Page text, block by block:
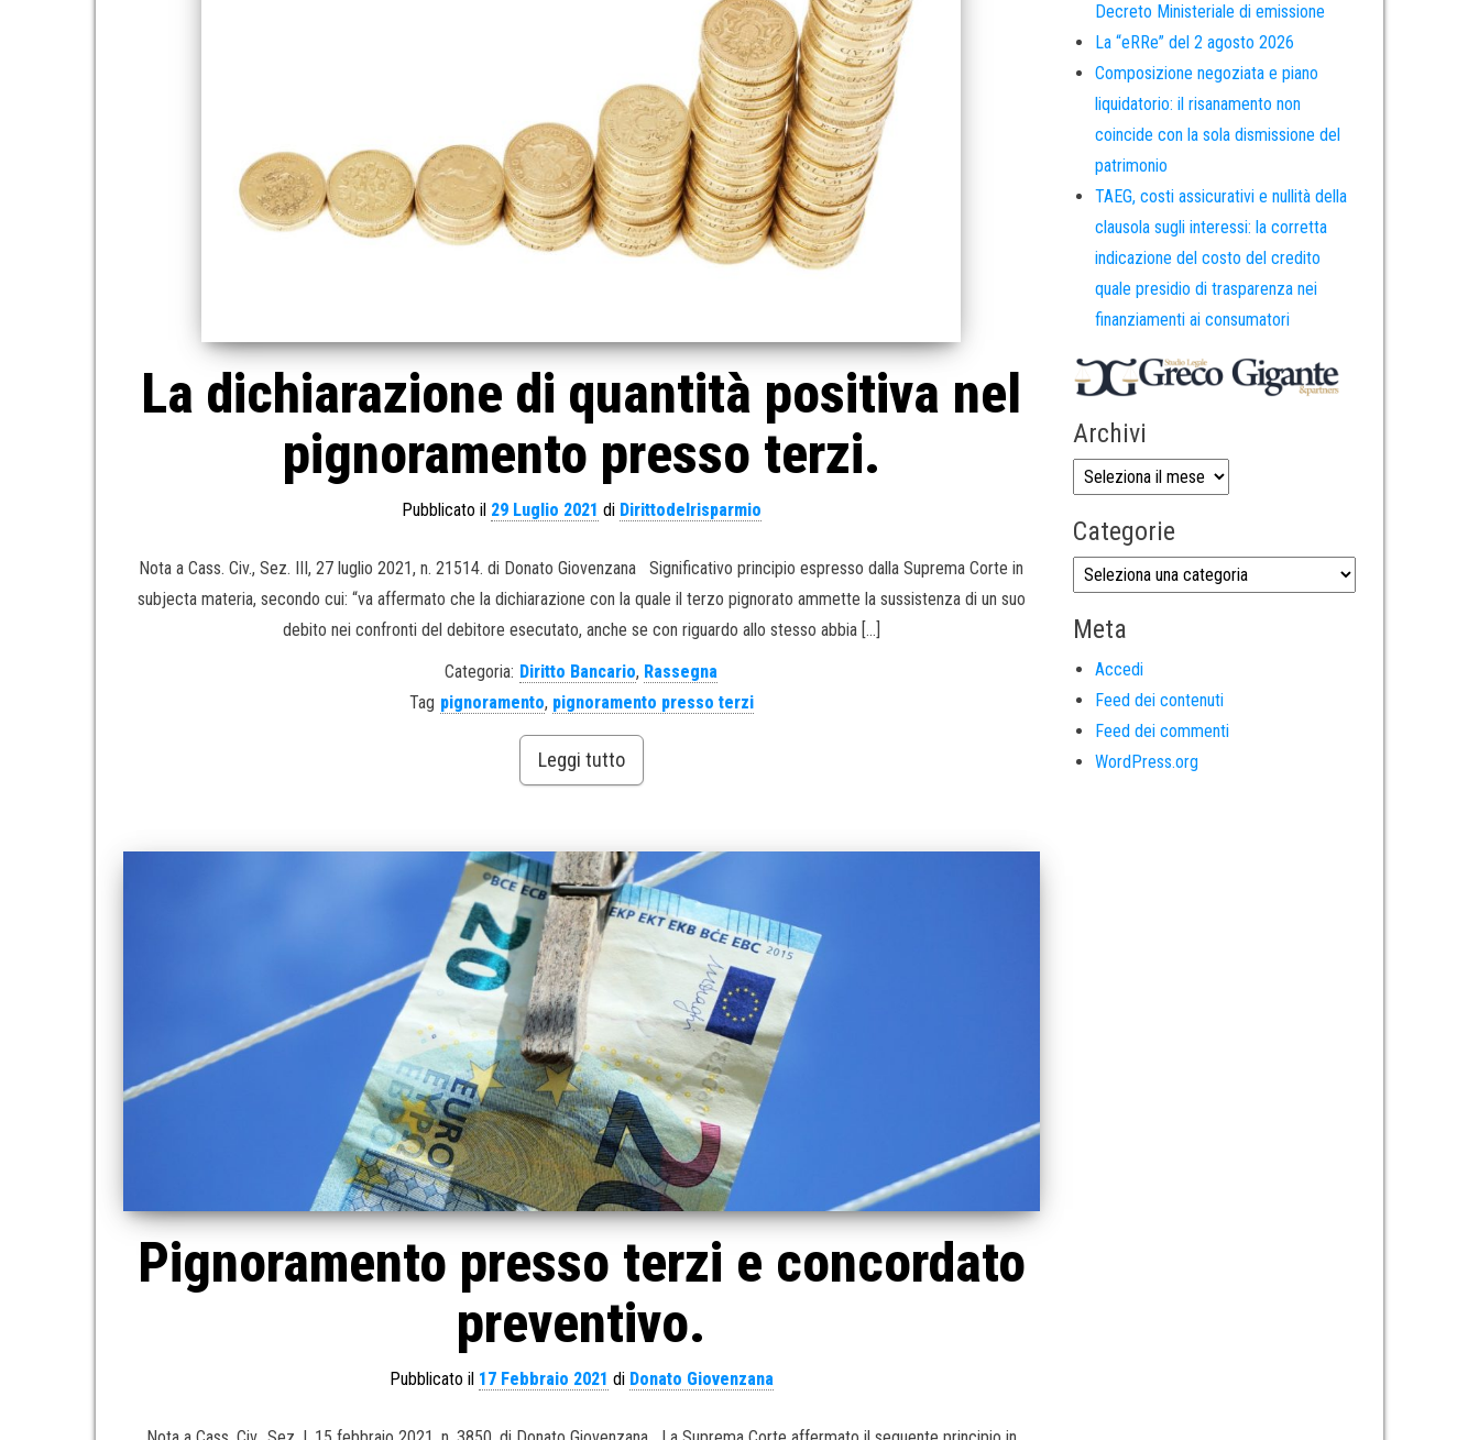
La dichiarazione di quantità positiva nel
pignoramento presso terzi.
Pubblicato il 29 Luglio 2021 di Dirittodelrisparmio
Nota a Cass. Civ., Sez. III, 27 luglio 2021, n. 21514. di Donato Giovenzana Significativo principio espresso dalla Suprema Corte in
subjecta materia, secondo cui: “va affermato che la dichiarazione con la quale il terzo pignorato ammette la sussistenza di un suo
debito nei confronti del debitore esecutato, anche se con riguardo allo stesso abbia […]
Categoria: Diritto Bancario, Rassegna
Tag pignoramento, pignoramento presso terzi
Leggi tutto
Pignoramento presso terzi e concordato
preventivo.
Pubblicato il 17 Febbraio 2021 di Donato Giovenzana
Decreto Ministeriale di emissione
La “eRRe” del 2 agosto 2026
Composizione negoziata e piano
liquidatorio: il risanamento non
coincide con la sola dismissione del
patrimonio
TAEG, costi assicurativi e nullità della
clausola sugli interessi: la corretta
indicazione del costo del credito
quale presidio di trasparenza nei
finanziamenti ai consumatori
Archivi
Categorie
Meta
Accedi
Feed dei contenuti
Feed dei commenti
WordPress.org